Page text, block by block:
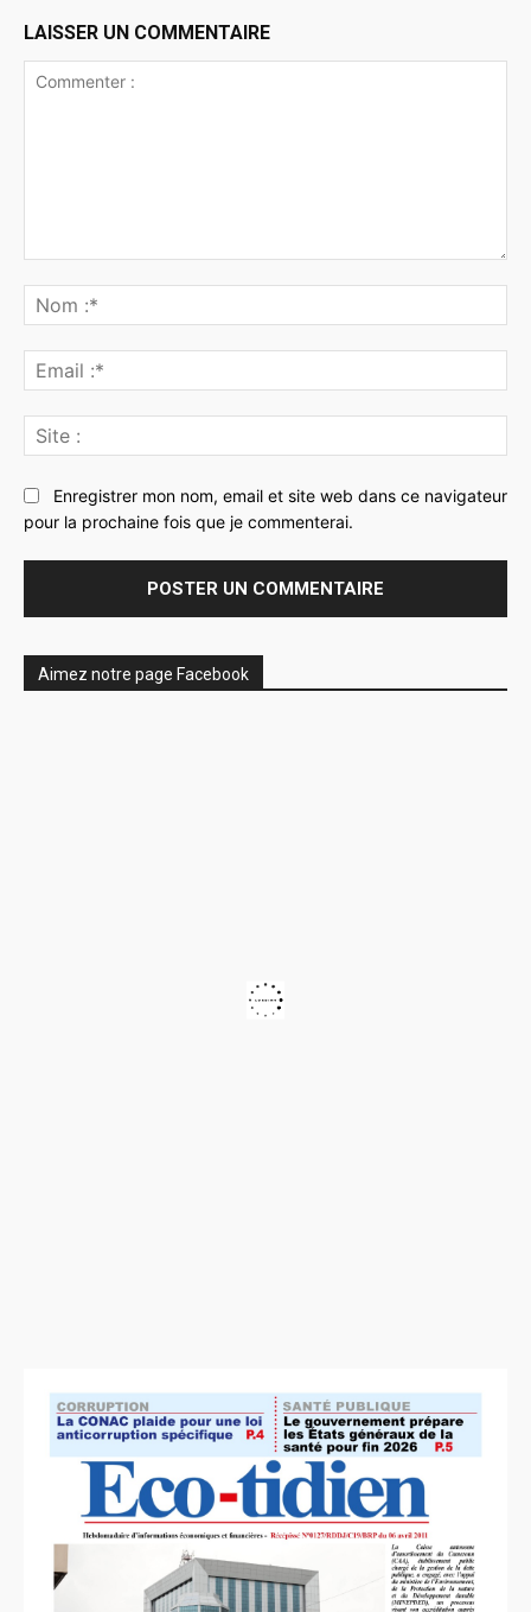
LAISSER UN COMMENTAIRE
:*
:*
:
Enregistrer mon nom, email et site web dans ce navigateur
pour la prochaine fois que je commenterai.
Aimez notre page Facebook